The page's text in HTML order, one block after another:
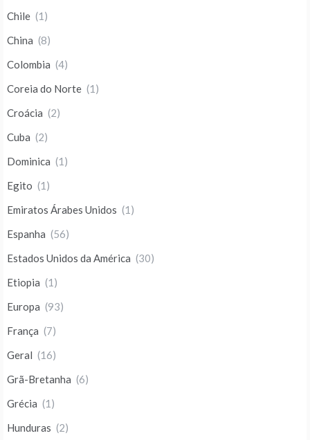
Chile (1)
China (8)
Colombia (4)
Coreia do Norte (1)
Croácia (2)
Cuba (2)
Dominica (1)
Egito (1)
Emiratos Árabes Unidos (1)
Espanha (56)
Estados Unidos da América (30)
Etiopia (1)
Europa (93)
França (7)
Geral (16)
Grã-Bretanha (6)
Grécia (1)
Hunduras (2)